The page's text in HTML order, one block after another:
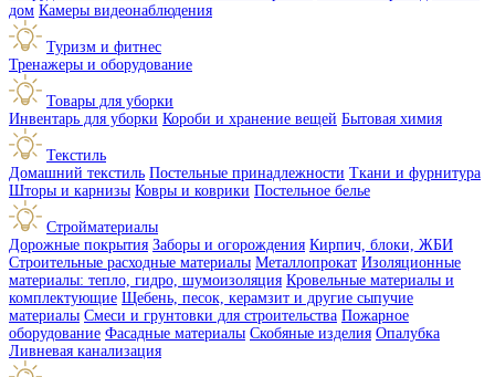
дом Камеры видеонаблюдения
Туризм и фитнес
Тренажеры и оборудование
Товары для уборки
Инвентарь для уборки Короби и хранение вещей Бытовая химия
Текстиль
Домашний текстиль Постельные принадлежности Ткани и фурнитура
Шторы и карнизы Ковры и коврики Постельное белье
Стройматериалы
Дорожные покрытия Заборы и огорождения Кирпич, блоки, ЖБИ
Строительные расходные материалы Металлопрокат Изоляционные
материалы: тепло, гидро, шумоизоляция Кровельные материалы и
комплектующие Щебень, песок, керамзит и другие сыпучие
материалы Смеси и грунтовки для строительства Пожарное
оборудование Фасадные материалы Скобяные изделия Опалубка
Ливневая канализация